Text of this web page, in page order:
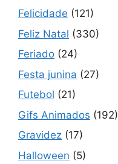
Felicidade (121)
Feliz Natal (330)
Feriado (24)
Festa junina (27)
Futebol (21)
Gifs Animados (192)
Gravidez (17)
Halloween (5)